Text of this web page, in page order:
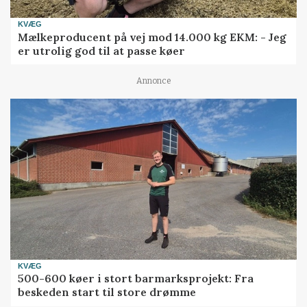
KVÆG
Mælkeproducent på vej mod 14.000 kg EKM: - Jeg
er utrolig god til at passe køer
Annonce
KVÆG
500-600 køer i stort barmarksprojekt: Fra
beskeden start til store drømme